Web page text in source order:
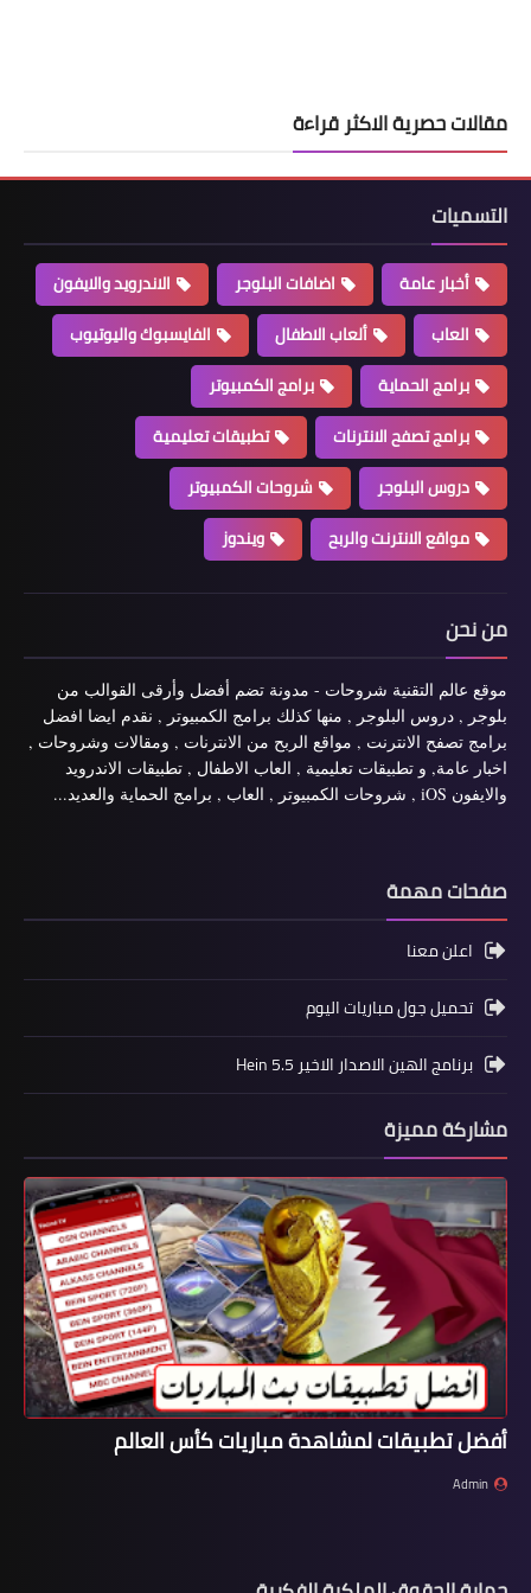
مقالات حصرية الاكثر قراءة
التسميات
أخبار عامة اضافات البلوجر
الاندرويد والايفون
العاب
ألعاب الاطفال
الفايسبوك واليوتيوب
برامج الحماية
برامج الكمبيوتر
برامج تصفح الانترنات
تطبيقات تعليمية
دروس البلوجر
شروحات الكمبيوتر
مواقع الانترنت والربح
ويندوز
من نحن
موقع عالم التقنية شروحات - مدونة تضم أفضل وأرقى القوالب من
بلوجر , دروس البلوجر , منها كذلك برامج الكمبيوتر , نقدم ايضا افضل
برامج تصفح الانترنت , مواقع الربح من الانترنات , ومقالات وشروحات ,
اخبار عامة, و تطبيقات تعليمية , العاب الاطفال , تطبيقات الاندرويد
والايفون iOS , شروحات الكمبيوتر , العاب , برامج الحماية والعديد...
صفحات مهمة
اعلن معنا
تحميل جول مباريات اليوم
برنامج الهين الاصدار الاخير Hein 5.5
مشاركة مميزة
أفضل تطبيقات لمشاهدة مباريات كأس العالم
Admin